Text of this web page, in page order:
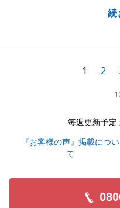
続
希望に近い形でお住み
また何か御座いました
1 2
毎週更新予定
『お客様の声』掲載につい
て